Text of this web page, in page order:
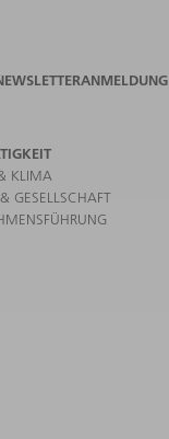
KLIMA
GESELLSCHAFT